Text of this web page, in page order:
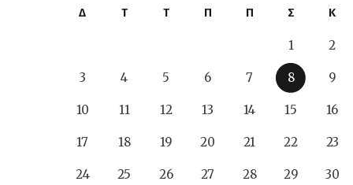
Δ Τ Τ Π Π Σ Κ
1 2
3 4 5 6 7 8 9
10 11 12 13 14 15 16
17 18 19 20 21 22 23
24 25 26 27 28 29 30